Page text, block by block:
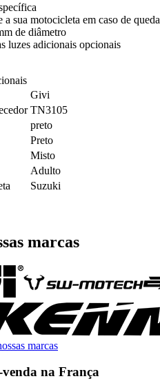
a sua motocicleta em caso de queda
de diâmetro
luzes adicionais opcionais
Givi
TN3105
preto
Preto
Misto
Adulto
Suzuki
marcas
marcas
venda na França